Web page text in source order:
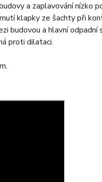
a zaplavování nízko
klapky ze šachty při
budovou a hlavní odpadní
proti dilataci.